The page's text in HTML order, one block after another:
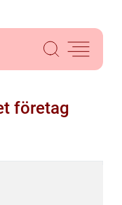
företag